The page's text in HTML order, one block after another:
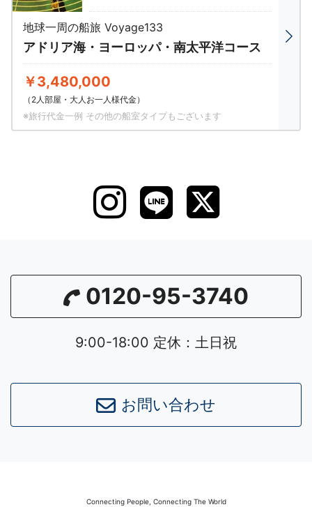
地球一周の船旅 Voyage133
アドリア海・ヨーロッパ・南太平洋コース
￥3,480,000
（2人部屋・大人お一人様代金）
※旅行代金一例 その他の船室タイプもございます
0120-95-3740
9:00-18:00 定休：土日祝
お問い合わせ
Connecting People, Connecting The World